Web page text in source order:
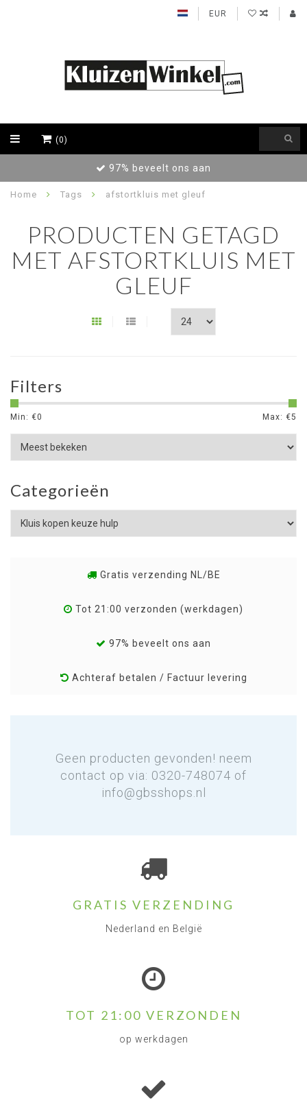
EUR
(0)
97% beveelt ons aan
Home Tags afstortkluis met gleuf
PRODUCTEN GETAGD
MET AFSTORTKLUIS MET
GLEUF
Filters
Min: €0 Max: €5
Categorieën
Gratis verzending NL/BE
Tot 21:00 verzonden (werkdagen)
97% beveelt ons aan
Achteraf betalen / Factuur levering
Geen producten gevonden! neem
contact op via: 0320-748074 of
info@gbsshops.nl
GRATIS VERZENDING
Nederland en België
TOT 21:00 VERZONDEN
op werkdagen